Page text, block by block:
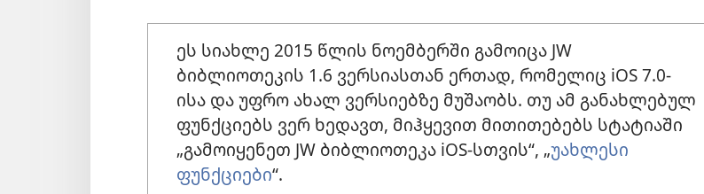
ეს სიახლე 2015 წლის ნოემბერში გამოიცა JW
ბიბლიოთეკის 1.6 ვერსიასთან ერთად, რომელიც iOS 7.0-
ისა და უფრო ახალ ვერსიებზე მუშაობს. თუ ამ განახლებულ
ფუნქციებს ვერ ხედავთ, მიჰყევით მითითებებს სტატიაში
„გამოიყენეთ JW ბიბლიოთეკა iOS-სთვის“, „უახლესი
ფუნქციები“.